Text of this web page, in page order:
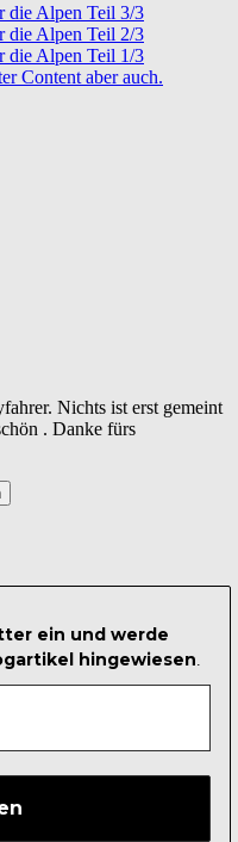
die Alpen Teil 3/3
die Alpen Teil 2/3
die Alpen Teil 1/3
Content aber auch.
Nichts ist erst gemeint
. Danke fürs
ein und werde
hingewiesen.